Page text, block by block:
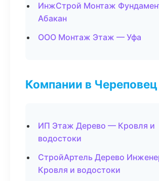
ИнжСтрой Монтаж
Абакан
ООО Монтаж Этаж — Уфа
Компании в Череповец
ИП Этаж Дерево — Кровля и
водостоки
СтройАртель Дерево
Кровля и водостоки